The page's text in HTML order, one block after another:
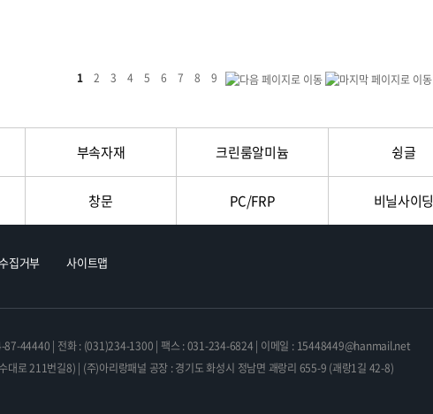
1 2 3 4 5 6 7 8 9
부속자재 크린룸알미늄 슁글
창문 PC/FRP 비닐사이딩
집거부 사이트맵
87-44440 | 전화 : (031)234-1300 | 팩스 : 031-234-6824 | 이메일 : 15448449@hanmail.net
로 211번길8) | (주)아리랑패널 공장 : 경기도 화성시 정남면 괘랑리 655-9 (괘랑1길 42-8)